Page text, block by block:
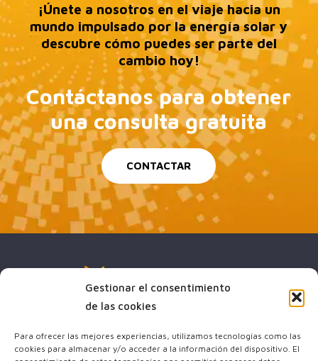
Gestionar el consentimiento
de las cookies
Para ofrecer las mejores experiencias, utilizamos tecnologías como las
cookies para almacenar y/o acceder a la información del dispositivo. El
¡Únete a nosotros en el viaje hacia un
mundo impulsado por la energía solar y
descubre cómo puedes ser parte del
cambio hoy!
Contáctanos para obtener
una consulta gratuita
CONTACTAR